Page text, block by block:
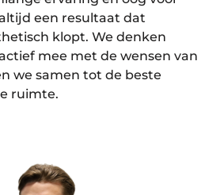
een resultaat dat
klopt. We denken
mee met de wensen van
we samen tot de beste
ruimte.